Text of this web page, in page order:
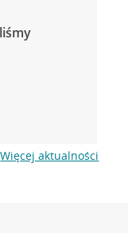
Więcej aktualności